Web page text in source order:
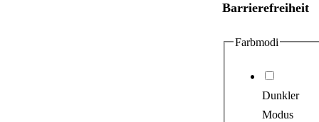
Barrierefreiheit
Farbmodi
Dunkler
Modus